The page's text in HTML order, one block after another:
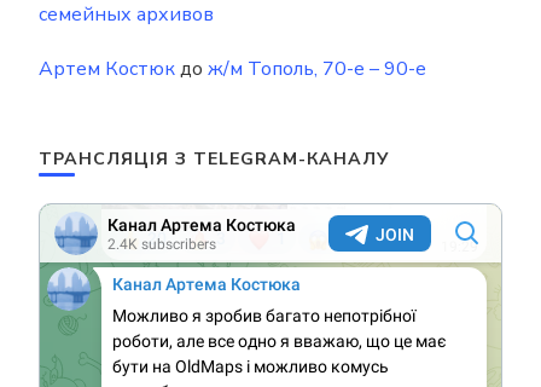
семейных архивов
Артем Костюкдо ж/м Тополь, 70-е – 90-е
ТРАНСЛЯЦІЯ З TELEGRAM-КАНАЛУ